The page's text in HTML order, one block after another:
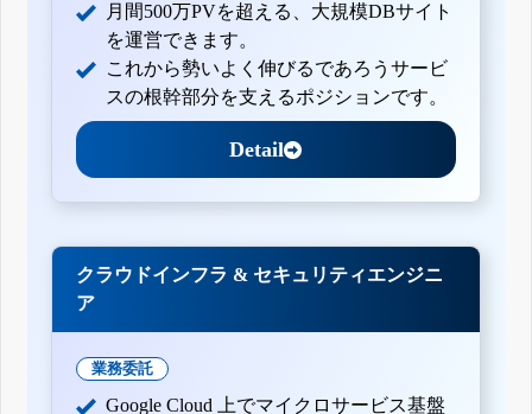
月間500万PVを超える、大規模DBサイト
を運営できます。
これから勢いよく伸びるであろうサービ
スの根幹部分を支えるポジションです。
Detail
クラウドインフラ & セキュリティエンジニ
ア
業務委託
Google Cloud 上でマイクロサービス基盤